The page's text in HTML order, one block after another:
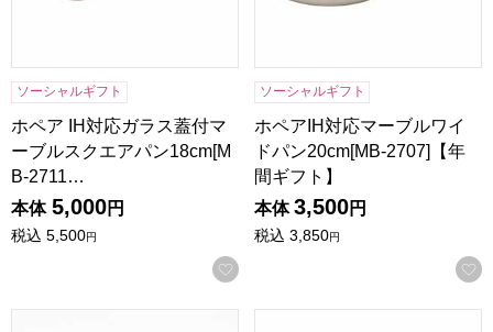
ソーシャルギフト
ホペア IH対応ガラス蓋付マ
ーブルスクエアパン18cm[M
B-2711…
本体 5,000円
税込 5,500円
お気に入りに登録する
ソーシャルギフト
ホペアIH対応マーブルワイ
ドパン20cm[MB-2707]【年
間ギフト】
本体 3,500円
税込 3,850円